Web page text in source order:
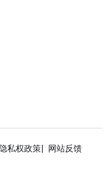
私权政策
网站反馈